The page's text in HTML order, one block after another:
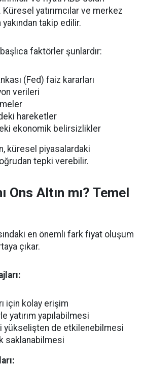
yatırımcılar ve merkez
yakından takip edilir.
faktörler şunlardır:
(Fed) faiz kararları
verileri
hareketler
ekonomik belirsizlikler
küresel piyasalardaki
tepki verebilir.
Ons Altın mı? Temel
en önemli fark fiyat oluşum
çıkar.
için kolay erişim
yatırım yapılabilmesi
yükselişten de etkilenebilmesi
saklanabilmesi